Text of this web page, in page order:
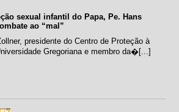
sexual infantil do Papa, Pe. Hans
ao “mal”
presidente do Centro de Proteção à
Gregoriana e membro da�[...]